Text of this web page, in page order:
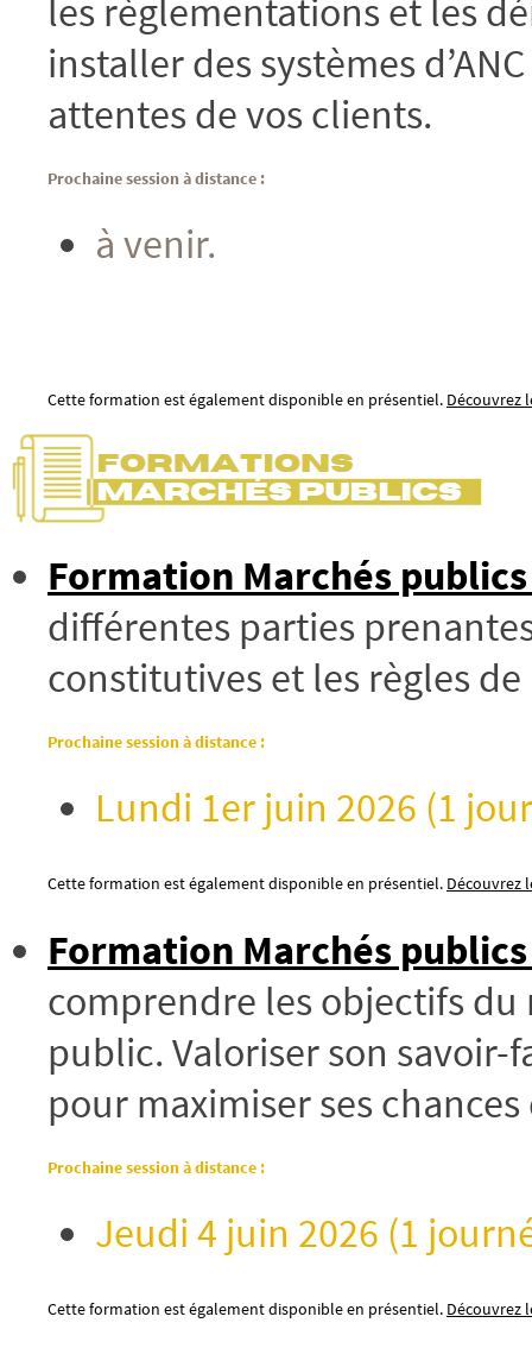
les règlementations et les
installer des systèmes
attentes de vos clients.
Prochaine session à distance :
à venir.
Cette formation est également disponible en présentiel. Découvrez
Formation Marchés
différentes parties
constitutives et les règles
Prochaine session à distance :
Lundi 1er juin 2026 (1
Cette formation est également disponible en présentiel. Découvrez
Formation Marchés
comprendre les objectifs
public. Valoriser son
pour maximiser ses
Prochaine session à distance :
Jeudi 4 juin 2026 (1
Cette formation est également disponible en présentiel. Découvrez